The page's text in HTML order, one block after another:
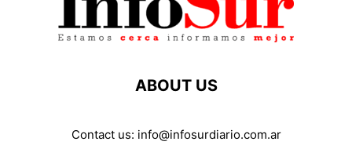
ABOUT US
Contact us: info@infosurdiario.com.ar